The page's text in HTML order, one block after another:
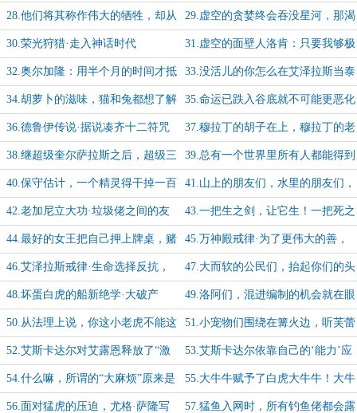
会选平稳飞行-加更【8/10】 诅咒的不幸啊-加更【9/10】
28.他们将其称作伟大的牺牲，却从
不提及牺牲的意义-加更【10/10】
29.虚空的贪婪终会吞没星河，那渴
望永不停歇
30.荣光狩猎·走入神话时代 31.虚空的面壁人洛肯：只要我够极
端，上古之神也得避让我三分
32.奥尔加隆：用半个月的时间才抵
达艾泽拉斯是我走过最远的路
33.没活儿的你怎么在艾泽拉斯当泰
坦守护者？
34.胡萝卜的滋味，猫和兔都想了解 35.命运已跌入谷底就不可能更恶化
了，但如果它能打洞就另说
36.德鲁伊传说·据说凑齐十二符咒
就能召唤神龙，实现祈求者的一切愿
望
37.穆拉丁的胡子在上，穆拉丁的老
祖宗诈尸啦！
38.继超级奎尔萨拉斯之后，超级三
锤帝国也将震撼来袭
39.总有一个世界里所有人都能得到
幸福，甚至包括你，伊利丹
40.保守估计，一个精灵得干掉一百
个泰坦卫士才能打赢这场奥杜尔之战
41.山上的朋友们，水里的朋友们，
空中的朋友们，跑起来，闹起来！
42.老加尼立大功·垃圾佬之间的友
谊这么带派吗？
43.一把生之剑，让它生！一把死之
剑，要它死
44.最好的女王把自己押上牌桌，赌
白虎一定能赢！艾露恩女士表示自己
跟了
45.万神殿戒律·为了更伟大的善，
毁灭你，与你何干？
46.艾泽拉斯戒律·生命选择反抗，
也与神无关！
47.大而软的公民们，抬起你们的头
仰望天空吧！-双倍开始了，求月
票！
48.坏蛋白虎的船新绝学·大破产
术！
49.洛阿们，混进编制的机会就在眼
前，能不能一波肥就看你们的表现
了！
50.从法理上说，你这小老虎不能这
么无礼的对待你的丈母娘！
51.小宠物们围绕在篝火边，听芙蕾
雅讲不朽之秘的故事
52.艾斯卡达尔对艾露恩释放了“激
怒”，效果拔群
53.艾斯卡达尔依靠自己的‘能力’应
聘到了米米尔隆的高端真理实验室
54.什么嘛，所谓的“大麻烦”原来是
本座认识的小瘪三！？
55.大牛牛赋予了白虎大牛牛！大牛
牛真的太牛了
56.面对猛虎的压迫，尤格·萨隆写 57.猛鱼入网时，所有钓鱼佬都会露